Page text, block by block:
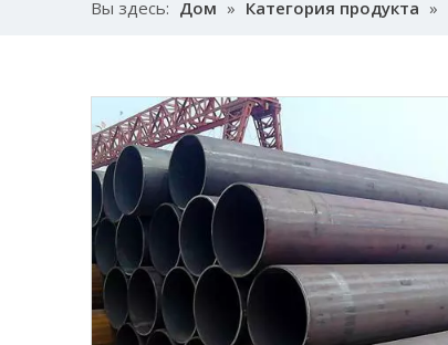
Вы здесь: Дом » Категория продукта »